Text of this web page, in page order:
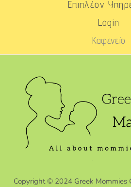
Επιπλέον
Login
Καφενείο
Copyright © 2024 Greek Mommies